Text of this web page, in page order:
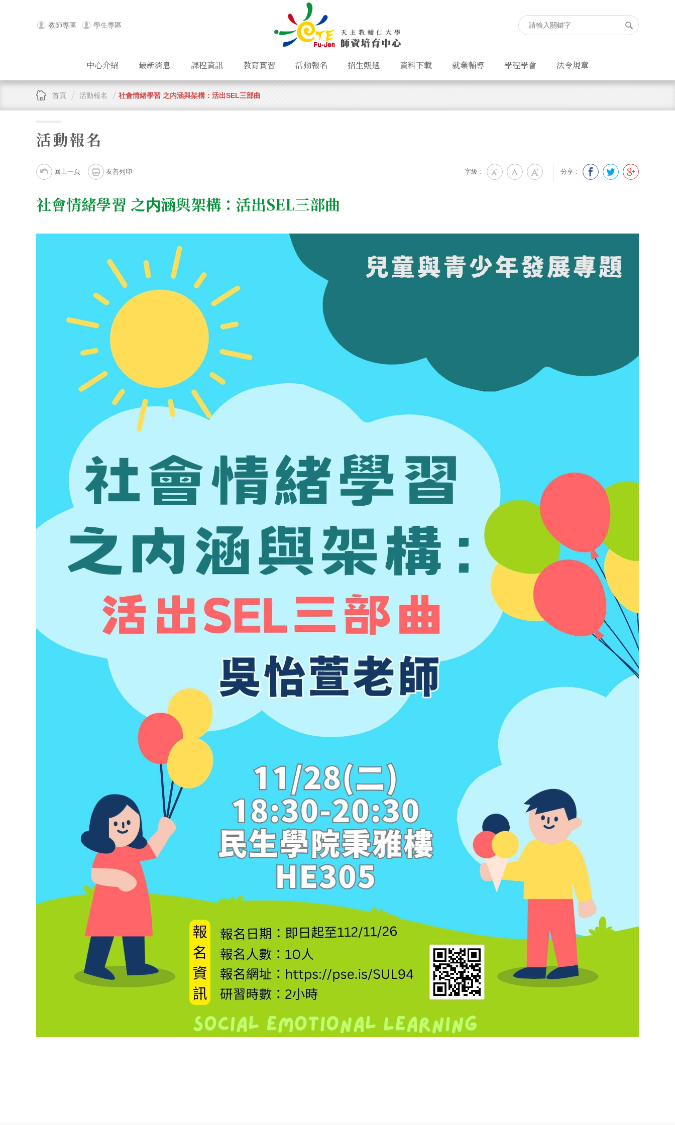
教師專區 學生專區
中心介紹 最新消息 課程資訊 教育實習 活動報名 招生甄選 資料下載 就業輔導 學程學會 法令規章
首頁 活動報名 社會情緒學習 之内涵與架構：活出SEL三部曲
活動報名
回上一頁 友善列印 字級： 分享：
社會情緒學習 之内涵與架構：活出SEL三部曲